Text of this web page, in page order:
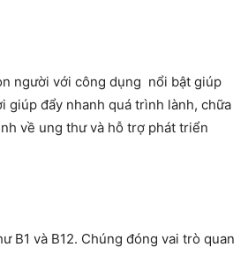
người với công dụng nổi bật giúp
giúp đẩy nhanh quá trình lành, chữa
về ung thư và hỗ trợ phát triển
B1 và B12. Chúng đóng vai trò quan